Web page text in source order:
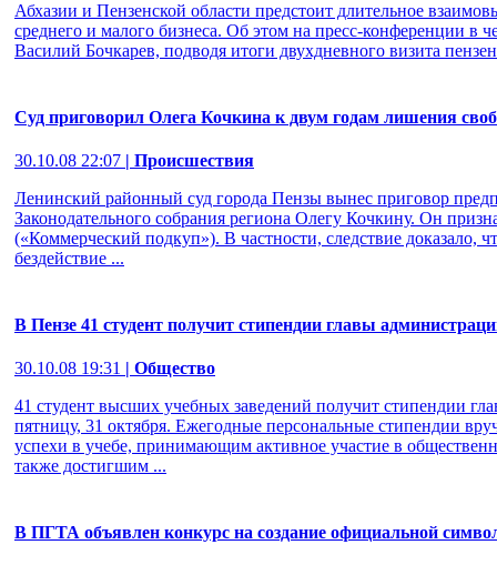
Абхазии и Пензенской области предстоит длительное
среднего и малого бизнеса. Об этом на пресс-конференции в
Василий Бочкарев, подводя итоги двухдневного визита
Суд приговорил Олега Кочкина к двум годам лишения
30.10.08 22:07 | Происшествия
Ленинский районный суд города Пензы вынес приговор
Законодательного собрания региона Олегу Кочкину. Он
(«Коммерческий подкуп»). В частности, следствие доказало,
бездействие ...
В Пензе 41 студент получит стипендии главы
30.10.08 19:31 | Общество
41 студент высших учебных заведений получит стипендии
пятницу, 31 октября. Ежегодные персональные стипендии
успехи в учебе, принимающим активное участие в
также достигшим ...
В ПГТА объявлен конкурс на создание официальной